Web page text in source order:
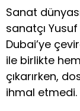
Sanat
sanatçı
Dubai’ye
ile birlikte
çıkarırken,
ihmal etmedi.